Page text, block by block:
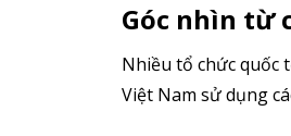
Góc nhìn từ
Nhiều tổ chức quốc
Việt Nam sử dụng